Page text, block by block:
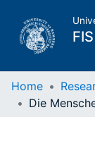
FIS
Home
Home